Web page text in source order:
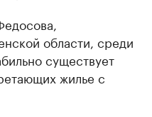
области, среди
существует
жилье с